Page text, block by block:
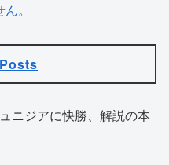
。
ニジアに快勝、解説の本